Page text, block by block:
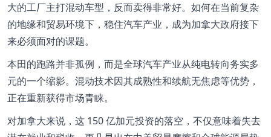
大的工厂主打混动车型，反而卖得非常好。如何在当前复杂
的地缘和贸易环境下，稳住汽车产业，成为加拿大政府接下
来必须面对的课题。
本田的跑路并非孤例，而是全球汽车产业从纯电转向务实多
元的一个缩影。混动技术因其成熟性和续航无焦虑等优势，
正在重新获得市场青睐。
对加拿大来说，这 150 亿加元投资的落空，不仅意味着失去